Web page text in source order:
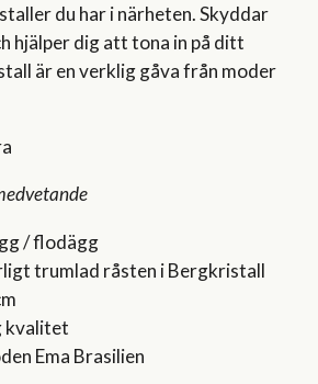
du har i närheten. Skyddar
hjälper dig att tona in på ditt
är en verklig gåva från moder
/ flodägg
trumlad råsten i Bergkristall
kvalitet
Ema Brasilien